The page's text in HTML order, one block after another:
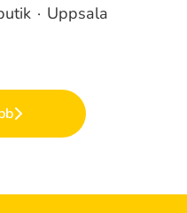
· Uppsala